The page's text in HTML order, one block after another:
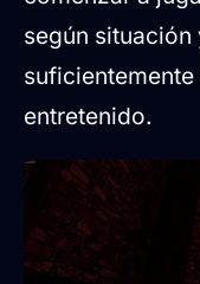
según situación
entretenido.